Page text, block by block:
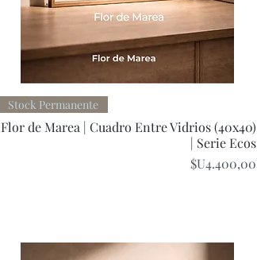
Quick View
Stock Permanente
Flor de Marea | Cuadro Entre Vidrios (40x40)
| Serie Ecos
Price
$U4.400,00